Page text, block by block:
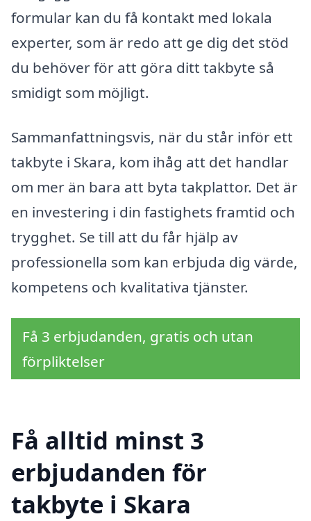
formular kan du få kontakt med lokala
experter, som är redo att ge dig det stöd
du behöver för att göra ditt takbyte så
smidigt som möjligt.
Sammanfattningsvis, när du står inför ett
takbyte i Skara, kom ihåg att det handlar
om mer än bara att byta takplattor. Det är
en investering i din fastighets framtid och
trygghet. Se till att du får hjälp av
professionella som kan erbjuda dig värde,
kompetens och kvalitativa tjänster.
Få 3 erbjudanden, gratis och utan
förpliktelser
Få alltid minst 3
erbjudanden för
takbyte i Skara